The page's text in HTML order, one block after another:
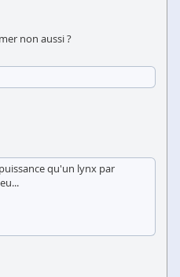
non aussi ?
qu'un lynx par